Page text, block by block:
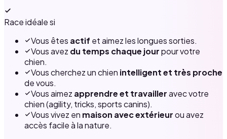
Race idéale si
Vous êtes actif et aimez les longues sorties.
Vous avez du temps chaque jourpour votre
chien.
Vous cherchez un chien intelligent et très proche
de vous.
Vous aimez apprendre et travailleravec votre
chien (agility, tricks, sports canins).
Vous vivez en maison avec extérieurou avez
accès facile à la nature.